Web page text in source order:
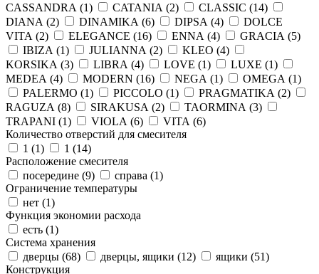
CASSANDRA (1) CATANIA (2) CLASSIC (14)
DIANA (2) DINAMIKA (6) DIPSA (4)
DOLCE
VITA (2) ELEGANCE (16) ENNA (4) GRACIA (5)
IBIZA (1) JULIANNA (2) KLEO (4)
KORSIKA (3) LIBRA (4) LOVE (1) LUXE (1)
MEDEA (4) MODERN (16) NEGA (1) OMEGA (1)
PALERMO (1) PICCOLO (1) PRAGMATIKA (2)
RAGUZA (8) SIRAKUSA (2) TAORMINA (3)
TRAPANI (1) VIOLA (6) VITA (6)
Количество отверстий для смесителя
1 (1) 1 (14)
Расположение смесителя
посередине (9) справа (1)
Ограничение температуры
нет (1)
Функция экономии расхода
есть (1)
Система хранения
дверцы (68) дверцы, ящики (12) ящики (51)
Конструкция